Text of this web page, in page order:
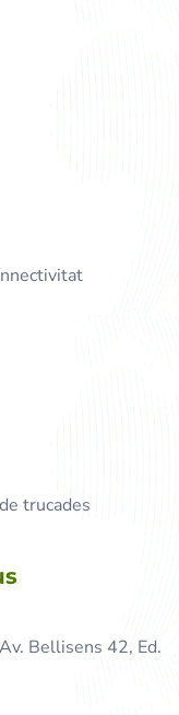
trucades
Bellisens 42, Ed.